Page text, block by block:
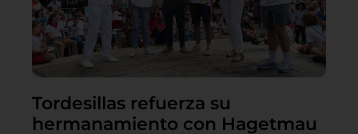
Tordesillas refuerza su
hermanamiento con Hagetmau